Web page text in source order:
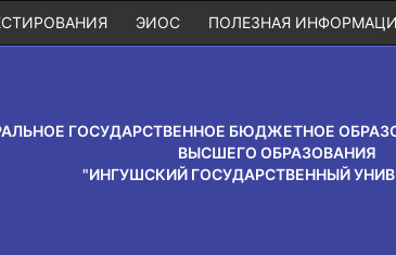
ПОЛЕЗНАЯ
ЭИОС
ГОСУДАРСТВЕННОЕ БЮДЖЕТНОЕ
ВЫСШЕГО ОБРАЗОВАНИЯ
"ИНГУШСКИЙ ГОСУДАРСТВЕННЫЙ